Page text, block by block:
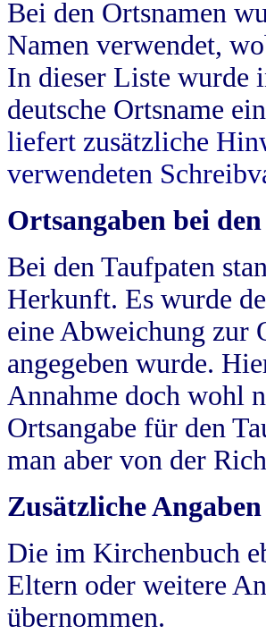
Bei den Ortsnamen
Namen verwendet,
In dieser Liste wurde
deutsche Ortsname
liefert zusätzliche
verwendeten
Ortsangaben bei
Bei den Taufpaten
Herkunft. Es wurde
eine Abweichung zur
angegeben wurde.
Annahme doch wohl
Ortsangabe für den
man aber von der
Zusätzliche
Die im Kirchenbuch
Eltern oder weitere
übernommen.